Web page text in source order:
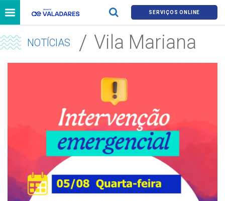
SERVIÇOS ONLINE
NOTÍCIAS Vila Mariana